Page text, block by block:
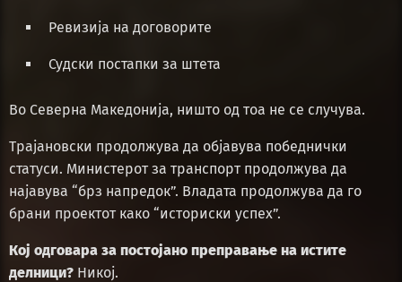
Ревизија на договорите
Судски постапки за штета
Во Северна Македонија, ништо од тоа не се случува.
Трајановски продолжува да објавува победнички
статуси. Министерот за транспорт продолжува да
најавува “брз напредок”. Владата продолжува да го
брани проектот како “историски успех”.
Кој одговара за постојано преправање на истите
делници? Никој.